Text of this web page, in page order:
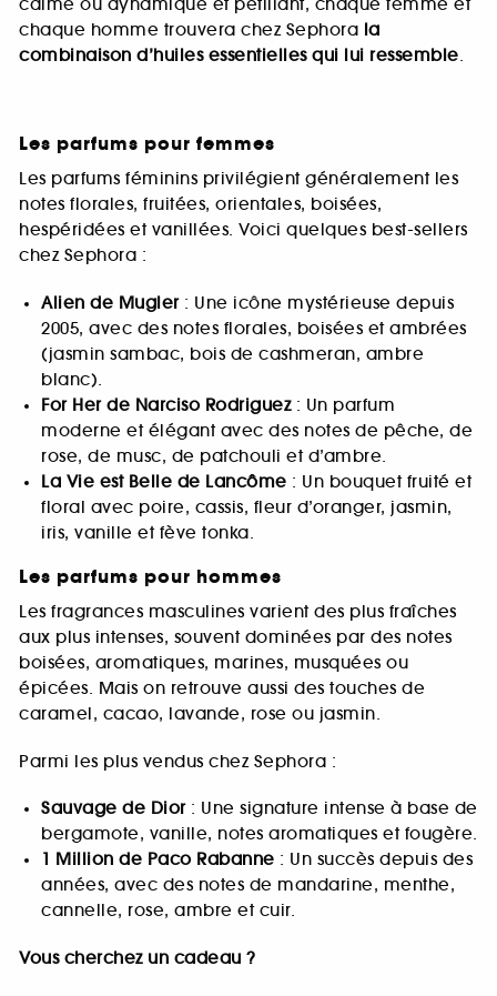
calme ou dynamique et pétillant, chaque femme et
chaque homme trouvera chez Sephora la
combinaison d’huiles essentielles qui lui ressemble.
Les parfums pour femmes
Les parfums féminins privilégient généralement les
notes florales, fruitées, orientales, boisées,
hespéridées et vanillées. Voici quelques best-sellers
chez Sephora :
Alien de Mugler: Une icône mystérieuse depuis
2005, avec des notes florales, boisées et ambrées
(jasmin sambac, bois de cashmeran, ambre
blanc).
For Her de Narciso Rodriguez: Un parfum
moderne et élégant avec des notes de pêche, de
rose, de musc, de patchouli et d’ambre.
La Vie est Belle de Lancôme : Un bouquet fruité et
floral avec poire, cassis, fleur d’oranger, jasmin,
iris, vanille et fève tonka.
Les parfums pour hommes
Les fragrances masculines varient des plus fraîches
aux plus intenses, souvent dominées par des notes
boisées, aromatiques, marines, musquées ou
épicées. Mais on retrouve aussi des touches de
caramel, cacao, lavande, rose ou jasmin.
Parmi les plus vendus chez Sephora :
Sauvage de Dior: Une signature intense à base de
bergamote, vanille, notes aromatiques et fougère.
1 Million de Paco Rabanne : Un succès depuis des
années, avec des notes de mandarine, menthe,
cannelle, rose, ambre et cuir.
Vous cherchez un cadeau ?